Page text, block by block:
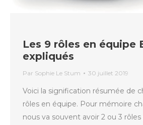
Les 9 rôles en équipe
expliqués
Par Sophie Le Stum 30 juillet 2019
Voici la signification résumée de
rôles en équipe. Pour mémoire
nous va souvent avoir 2 ou 3